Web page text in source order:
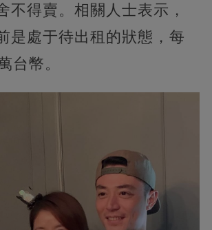
不得賣。相關人士表示，
是處于待出租的狀態，每
台幣。